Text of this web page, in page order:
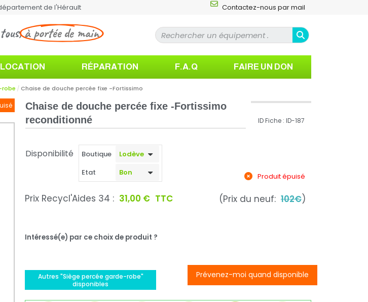
de l'Hérault Contactez-nous par mail
à portée de main
LOCATION RÉPARATION F.A.Q FAIRE UN DON
robe Chaise de douche percée fixe -Fortissimo
Chaise de douche percée fixe -Fortissimo
reconditionné
ID Fiche : ID-187
Disponibilité
Boutique
Etat
Produit épuisé
Prix Recycl'Aides 34 : 31,00 € TTC (Prix du neuf:102€)
Intéressé(e) par ce choix de produit ?
Autres "Siège percée garde-robe"
disponibles
Prévenez-moi quand disponible